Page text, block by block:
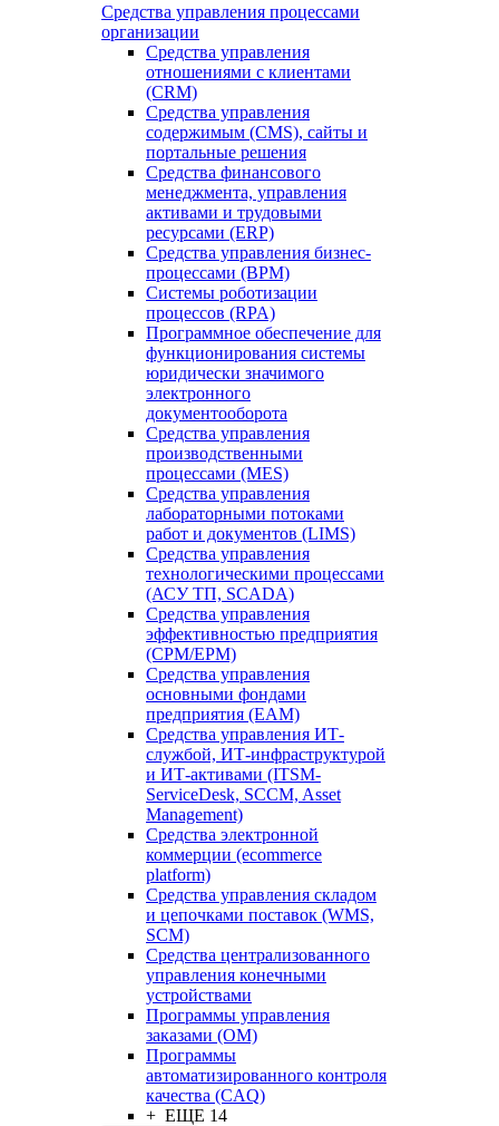
Средства управления процессами
организации
Средства управления
отношениями с клиентами
(CRM)
Средства управления
содержимым (CMS), сайты и
портальные решения
Средства финансового
менеджмента, управления
активами и трудовыми
ресурсами (ERP)
Средства управления бизнес-
процессами (BPM)
Системы роботизации
процессов (RPA)
Программное обеспечение для
функционирования системы
юридически значимого
электронного
документооборота
Средства управления
производственными
процессами (MES)
Средства управления
лабораторными потоками
работ и документов (LIMS)
Средства управления
технологическими процессами
(АСУ ТП, SCADA)
Средства управления
эффективностью предприятия
(CPM/EPM)
Средства управления
основными фондами
предприятия (EAM)
Средства управления ИТ-
службой, ИТ-инфраструктурой
и ИТ-активами (ITSM-
ServiceDesk, SCCM, Asset
Management)
Средства электронной
коммерции (ecommerce
platform)
Средства управления складом
и цепочками поставок (WMS,
SCM)
Средства централизованного
управления конечными
устройствами
Программы управления
заказами (OM)
Программы
автоматизированного контроля
качества (CAQ)
+ ЕЩЕ 14